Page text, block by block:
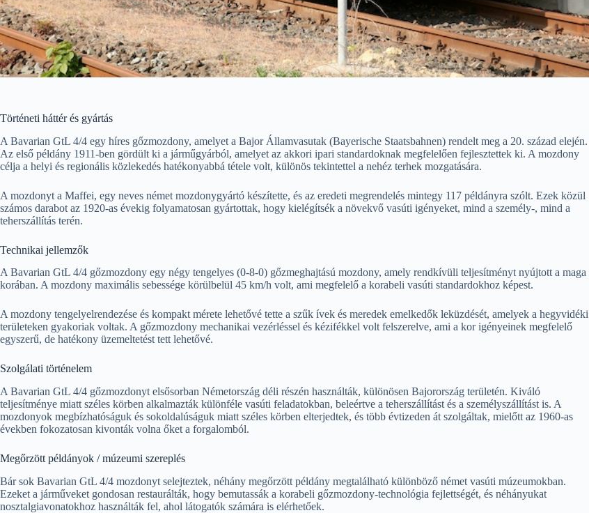
Történeti háttér és gyártás
A Bavarian GtL 4/4 egy híres gőzmozdony, amelyet a Bajor Államvasutak (Bayerische Staatsbahnen) rendelt meg a 20. század elején.
Az első példány 1911-ben gördült ki a járműgyárból, amelyet az akkori ipari standardoknak megfelelően fejlesztettek ki. A mozdony
célja a helyi és regionális közlekedés hatékonyabbá tétele volt, különös tekintettel a nehéz terhek mozgatására.
A mozdonyt a Maffei, egy neves német mozdonygyártó készítette, és az eredeti megrendelés mintegy 117 példányra szólt. Ezek közül
számos darabot az 1920-as évekig folyamatosan gyártottak, hogy kielégítsék a növekvő vasúti igényeket, mind a személy-, mind a
teherszállítás terén.
Technikai jellemzők
A Bavarian GtL 4/4 gőzmozdony egy négy tengelyes (0-8-0) gőzmeghajtású mozdony, amely rendkívüli teljesítményt nyújtott a maga
korában. A mozdony maximális sebessége körülbelül 45 km/h volt, ami megfelelő a korabeli vasúti standardokhoz képest.
A mozdony tengelyelrendezése és kompakt mérete lehetővé tette a szűk ívek és meredek emelkedők leküzdését, amelyek a hegyvidéki
területeken gyakoriak voltak. A gőzmozdony mechanikai vezérléssel és kézifékkel volt felszerelve, ami a kor igényeinek megfelelő
egyszerű, de hatékony üzemeltetést tett lehetővé.
Szolgálati történelem
A Bavarian GtL 4/4 gőzmozdonyt elsősorban Németország déli részén használták, különösen Bajorország területén. Kiváló
teljesítménye miatt széles körben alkalmazták különféle vasúti feladatokban, beleértve a teherszállítást és a személyszállítást is. A
mozdonyok megbízhatóságuk és sokoldalúságuk miatt széles körben elterjedtek, és több évtizeden át szolgáltak, mielőtt az 1960-as
években fokozatosan kivonták volna őket a forgalomból.
Megőrzött példányok / múzeumi szereplés
Bár sok Bavarian GtL 4/4 mozdonyt selejteztek, néhány megőrzött példány megtalálható különböző német vasúti múzeumokban.
Ezeket a járműveket gondosan restaurálták, hogy bemutassák a korabeli gőzmozdony-technológia fejlettségét, és néhányukat
nosztalgiavonatokhoz használták fel, ahol látogatók számára is elérhetőek.